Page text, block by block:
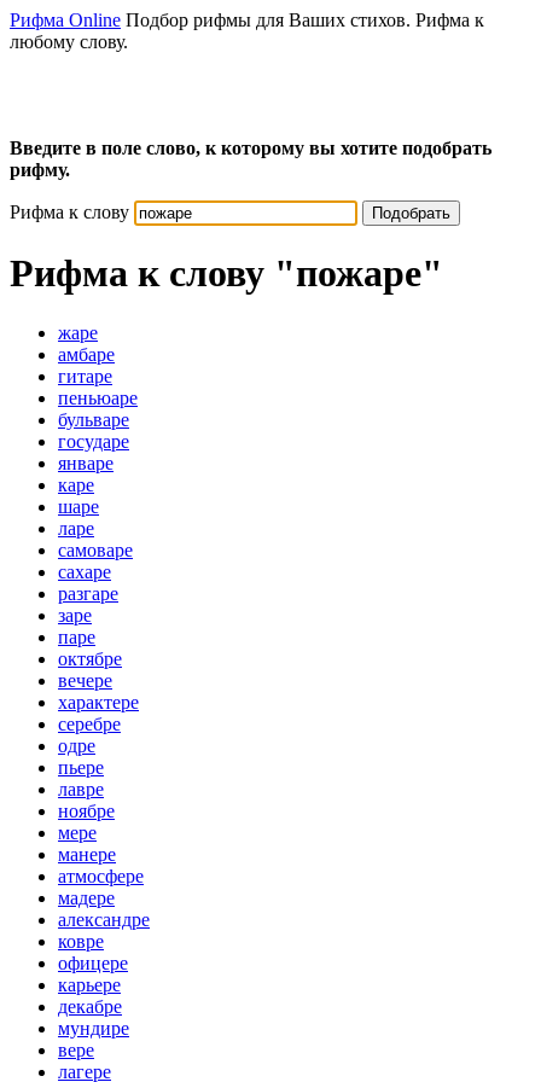
Рифма Online Подбор рифмы для Ваших стихов. Рифма к
любому слову.
Введите в поле слово, к которому вы хотите подобрать
рифму.
Рифма к слову Подобрать
Рифма к слову "пожаре"
жаре
амбаре
гитаре
пеньюаре
бульваре
государе
январе
каре
шаре
ларе
самоваре
сахаре
разгаре
заре
паре
октябре
вечере
характере
серебре
одре
пьере
лавре
ноябре
мере
манере
атмосфере
мадере
александре
ковре
офицере
карьере
декабре
мундире
вере
лагере